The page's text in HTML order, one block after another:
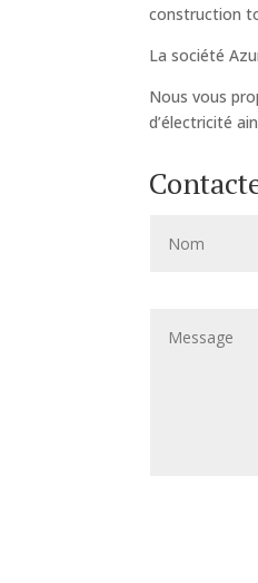
construction
La société
Nous vous
d’électricité